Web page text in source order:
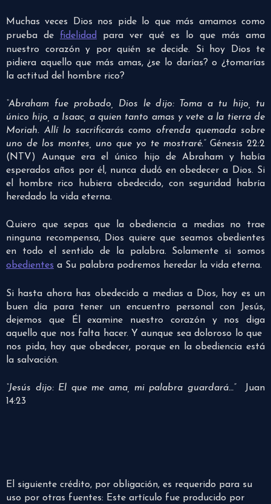
Muchas veces Dios nos pide lo que más amamos como
prueba de fidelidad para ver qué es lo que más ama
nuestro corazón y por quién se decide. Si hoy Dios te
pidiera aquello que más amas, ¿se lo darías? o ¿tomarías
la actitud del hombre rico?
“Abraham fue probado, Dios le dijo: Toma a tu hijo, tu
único hijo, a Isaac, a quien tanto amas y vete a la tierra de
Moriah. Allí lo sacrificarás como ofrenda quemada sobre
uno de los montes, uno que yo te mostraré.” Génesis 22:2
(NTV) Aunque era el único hijo de Abraham y había
esperados años por él, nunca dudó en obedecer a Dios. Si
el hombre rico hubiera obedecido, con seguridad habría
heredado la vida eterna.
Quiero que sepas que la obediencia a medias no trae
ninguna recompensa, Dios quiere que seamos obedientes
en todo el sentido de la palabra. Solamente si somos
obedientes a Su palabra podremos heredar la vida eterna.
Si hasta ahora has obedecido a medias a Dios, hoy es un
buen día para tener un encuentro personal con Jesús,
dejemos que Él examine nuestro corazón y nos diga
aquello que nos falta hacer. Y aunque sea doloroso lo que
nos pida, hay que obedecer, porque en la obediencia está
la salvación.
“Jesús dijo: El que me ama, mi palabra guardará…”Juan
14:23
El siguiente crédito, por obligación, es requerido para su
uso por otras fuentes: Este artículo fue producido por